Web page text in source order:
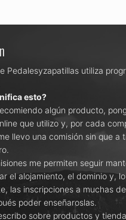
Pedalesyzapatillas utiliza
esto?
algún producto,
que utilizo y, por cada
llevo una comisión sin que a
me permiten seguir
el alojamiento, el dominio y,
las inscripciones a muchas
poder enseñaroslas.
sobre productos y